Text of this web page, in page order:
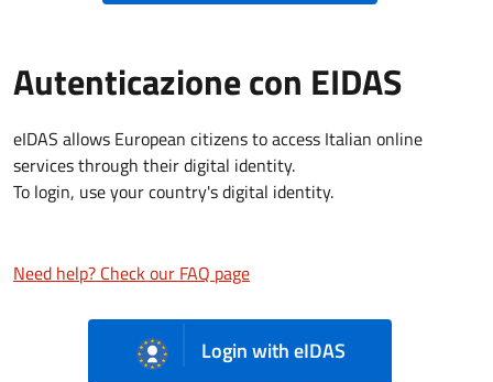
Autenticazione con EIDAS
eIDAS allows European citizens to access Italian online
services through their digital identity.
To login, use your country's digital identity.
Need help? Check our FAQ page
Login with eIDAS